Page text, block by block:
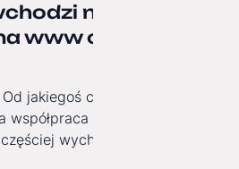
na wyższy
www oficjalnie po
jakiegoś czasu obserwuję, jak
współpraca White-Label dla
wychodzą poza Polskę.